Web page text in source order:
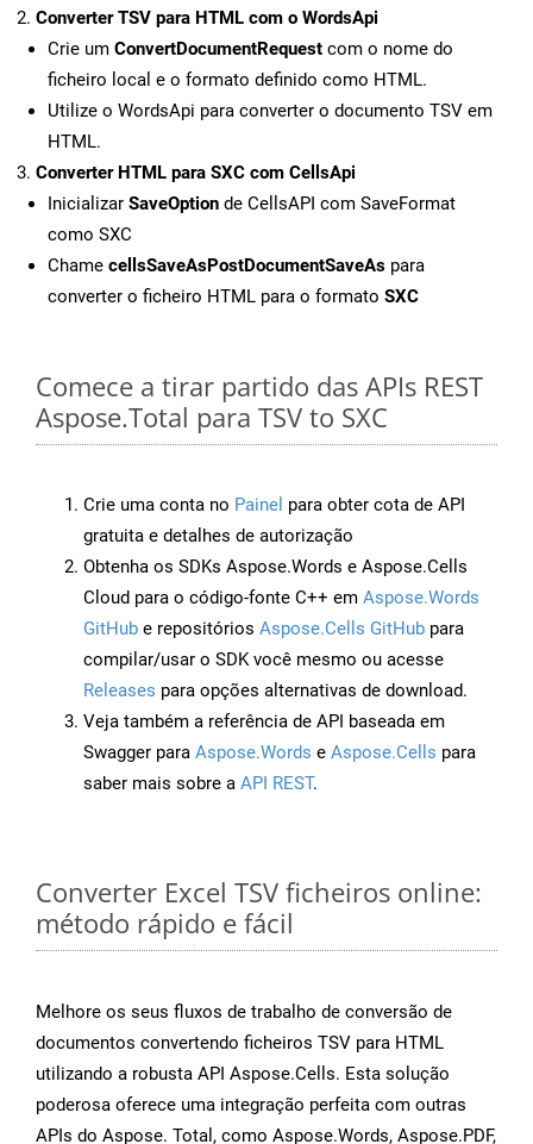
Converter TSV para HTML com o WordsApi
Crie um ConvertDocumentRequest com o nome do
ficheiro local e o formato definido como HTML.
Utilize o WordsApi para converter o documento TSV em
HTML.
Converter HTML para SXC com CellsApi
Inicializar SaveOption de CellsAPI com SaveFormat
como SXC
Chame cellsSaveAsPostDocumentSaveAs para
converter o ficheiro HTML para o formato SXC
Comece a tirar partido das APIs REST
Aspose.Total para TSV to SXC
Crie uma conta no Painel para obter cota de API
gratuita e detalhes de autorização
Obtenha os SDKs Aspose.Words e Aspose.Cells
Cloud para o código-fonte C++ em Aspose.Words
GitHub e repositórios Aspose.Cells GitHub para
compilar/usar o SDK você mesmo ou acesse
Releases para opções alternativas de download.
Veja também a referência de API baseada em
Swagger para Aspose.Words e Aspose.Cells para
saber mais sobre a API REST.
Converter Excel TSV ficheiros online:
método rápido e fácil
Melhore os seus fluxos de trabalho de conversão de
documentos convertendo ficheiros TSV para HTML
utilizando a robusta API Aspose.Cells. Esta solução
poderosa oferece uma integração perfeita com outras
APIs do Aspose. Total, como Aspose.Words, Aspose.PDF,